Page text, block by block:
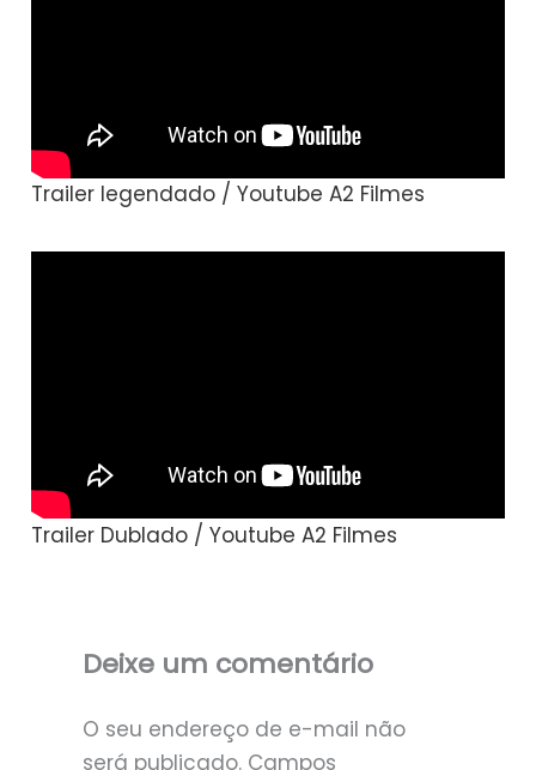
Trailer legendado / Youtube A2 Filmes
Trailer Dublado / Youtube A2 Filmes
Deixe um comentário
O seu endereço de e-mail não
será publicado. Campos